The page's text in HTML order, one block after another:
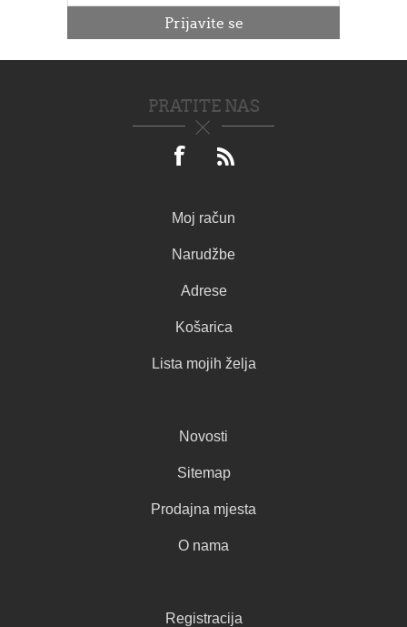
PRATITE NAS
Moj račun
Narudžbe
Adrese
Košarica
Lista mojih želja
Novosti
Sitemap
Prodajna mjesta
O nama
Registracija